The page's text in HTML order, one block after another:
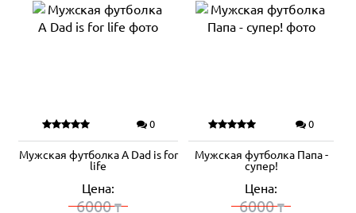
0
Мужская футболка A Dad is for
life
Цена:
6000₸
0
Мужская футболка Папа -
супер!
Цена:
6000₸